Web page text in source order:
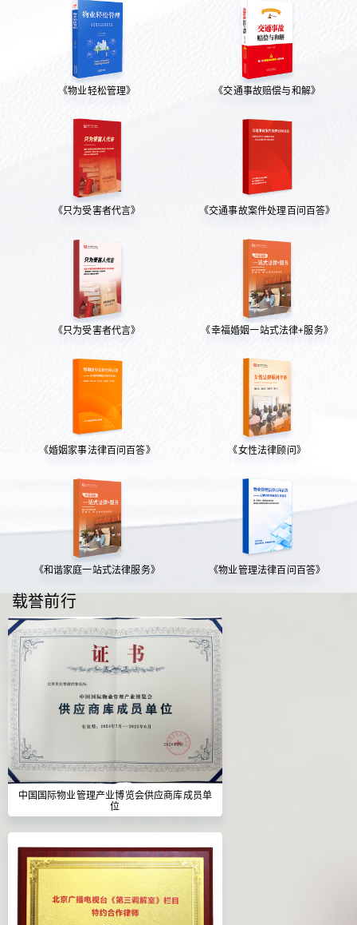
《物业轻松管理》 《交通事故赔偿与和解》
《只为受害者代言》 《交通事故案件处理百问百答》
《只为受害者代言》 《幸福婚姻一站式法律+服务》
《婚姻家事法律百问百答》 《女性法律顾问》
《和谐家庭一站式法律服务》 《物业管理法律百问百答》
载誉前行
中国国际物业管理产业博览会供应商库成员单
位